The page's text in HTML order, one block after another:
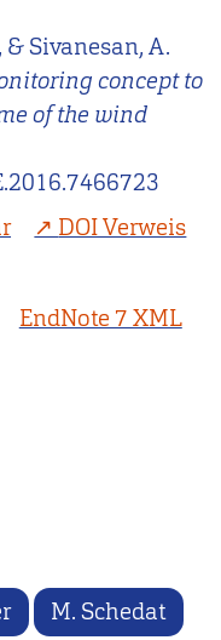
& Sivanesan, A.
concept to
of the wind
DOI Verweis
EndNote 7 XML
M. Schedat